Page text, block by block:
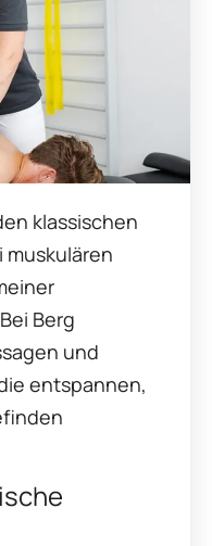
klassischen
Berg
und
entspannen,